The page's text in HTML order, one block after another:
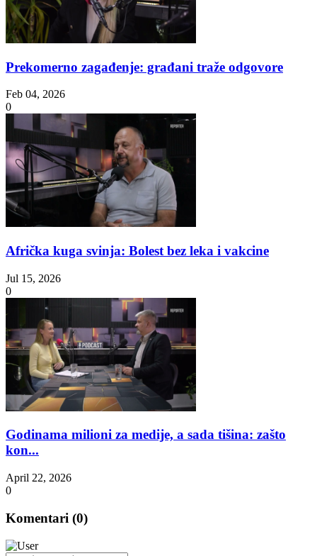
Prekomerno zagađenje: građani traže odgovore
Feb 04, 2026
0
Afrička kuga svinja: Bolest bez leka i vakcine
Jul 15, 2026
0
Godinama milioni za medije, a sada tišina: zašto
kon...
April 22, 2026
0
Komentari (0)